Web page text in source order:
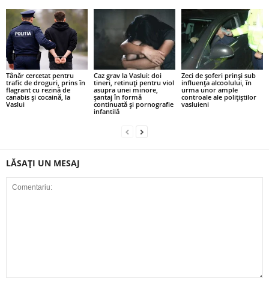
Tânăr cercetat pentru
trafic de droguri, prins în
flagrant cu rezină de
canabis și cocaină, la
Vaslui
Caz grav la Vaslui: doi
tineri, retinuți pentru viol
asupra unei minore,
șantaj în formă
continuată și pornografie
infantilă
Zeci de șoferi prinși sub
influența alcoolului, în
urma unor ample
controale ale polițiștilor
vasluieni
LĂSAȚI UN MESAJ